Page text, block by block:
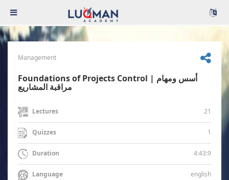
Management
Foundations of Projects Control | أسس ومهام
مراقبة المشاريع
Lectures 21
Quizzes 1
Duration 4:43:9
Language english